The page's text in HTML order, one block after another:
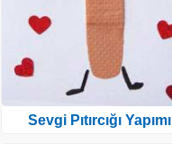
Sevgi Pıtırcığı Yapımı